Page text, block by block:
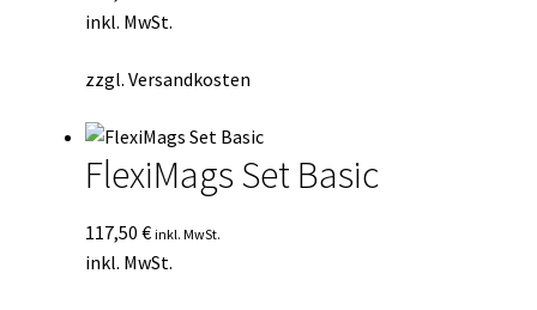
inkl. MwSt.
zzgl. Versandkosten
FlexiMags Set Basic
117,50 € inkl. MwSt.
inkl. MwSt.